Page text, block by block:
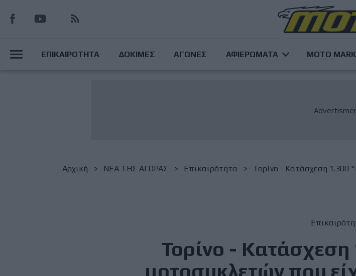
προς
κυρίως
MainΕΠΙΚΑΙΡΟΤΗΤΑ ΔΟΚΙΜΕΣ ΑΓΩΝΕΣ ΑΦΙΕΡΩΜΑΤΑ MOTO
Breadcrumb
Αρχική NΕΑ ΤΗΣ ΑΓΟΡΑΣ Επικαιρότητα Τορίνο - Κατάσχεση 1.300
Τορίνο - Κατάσχεση
μοτοσυκλετών που